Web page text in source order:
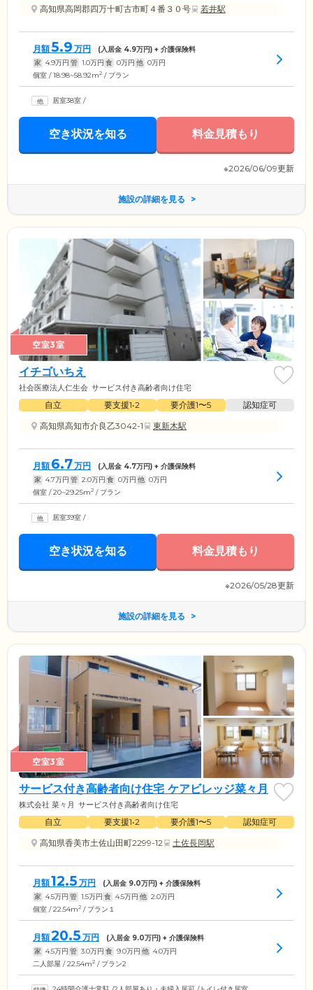
高知県高岡郡四万十町古市町４番３０号
若井駅
月額5.9 万円 (入居金 4.9万円) + 介護保険料
家 4.9万円 管 1.0万円 食 0万円 他 0万円
個室 / 18.98~58.92m2 / プラン
居室38室 /
空き状況を知る 料金見積もり
※2026/06/09更新
施設の詳細を見る
空室3室
イチゴいちえ
社会医療法人仁生会 サービス付き高齢者向け住宅
自立 要支援1•2 要介護1〜5
認知症可
高知県高知市介良乙3042-1
東新木駅
月額 6.7万円 (入居金 4.7万円) + 介護保険料
家 4.7万円 管 2.0万円 食 0万円 他 0万円
個室 / 20~29.25m2 / プラン
居室39室 /
空き状況を知る 料金見積もり
※2026/05/28更新
施設の詳細を見る
空室3室
サービス付き高齢者向け住宅 ケアビレッジ菜々月
株式会社 菜々月 サービス付き高齢者向け住宅
自立 要支援1•2 要介護1〜5
認知症可
高知県香美市土佐山田町2299-12
土佐長岡駅
月額12.5 万円 (入居金 9.0万円) + 介護保険料
家 4.5万円 管 1.5万円 食 4.5万円 他 2.0万円
個室 / 22.54m2 / プラン１
月額20.5 万円 (入居金 9.0万円) + 介護保険料
家 4.5万円 管 3.0万円 食 9.0万円 他 4.0万円
二人部屋 / 22.54m2 / プラン2